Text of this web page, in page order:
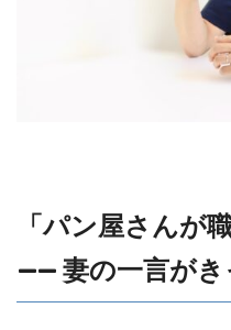
「パン屋さんが
—— 妻の一言がき